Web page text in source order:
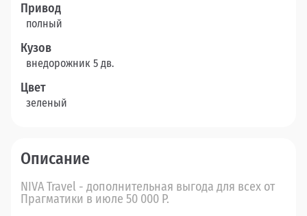
Привод
полный
Кузов
внедорожник 5 дв.
Цвет
зеленый
Описание
NIVA Travel - дополнительная выгода для всех от
Прагматики в июле 50 000 Р.